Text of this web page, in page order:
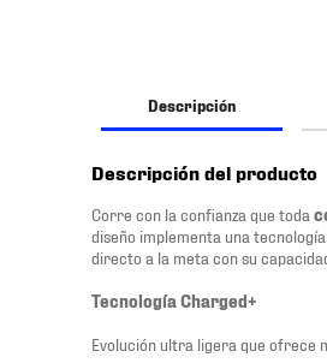
Descripción
Descripción del producto
Corre con la confianza que toda
diseño implementa una
directo a la meta con su
Tecnología Charged+
Evolución ultra ligera que ofrece